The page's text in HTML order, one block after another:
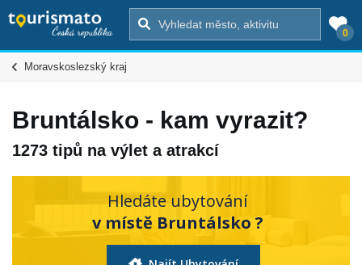
0
Moravskoslezský kraj
Bruntálsko - kam vyrazit?
1273 tipů na výlet a atrakcí
Hledáte ubytování
v místě Bruntálsko ?